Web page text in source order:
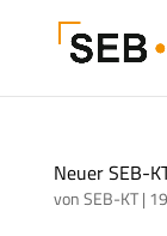
Neuer SEB-
vonSEB-KT|